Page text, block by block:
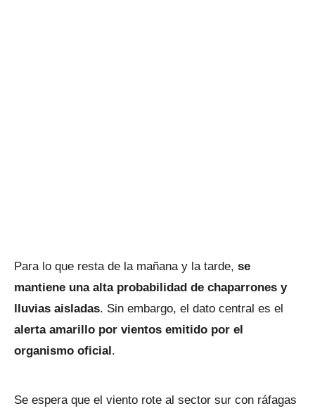
Para lo que resta de la mañana y la tarde, se
mantiene una alta probabilidad de chaparrones y
lluvias aisladas. Sin embargo, el dato central es el
alerta amarillo por vientos emitido por el
organismo oficial.
Se espera que el viento rote al sector sur con ráfagas